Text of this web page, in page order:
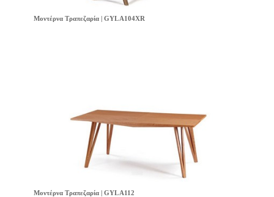
Μοντέρνα Τραπεζαρία | GYL A104XR
Μοντέρνα Τραπεζαρία | GYL A112